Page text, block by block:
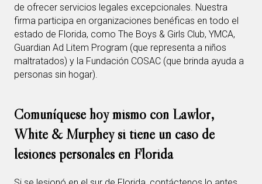
de ofrecer servicios legales excepcionales. Nuestra
firma participa en organizaciones benéficas en todo el
estado de Florida, como The Boys & Girls Club, YMCA,
Guardian Ad Litem Program (que representa a niños
maltratados) y la Fundación COSAC (que brinda ayuda a
personas sin hogar).
Comuníquese hoy mismo con Lawlor,
White & Murphey si tiene un caso de
lesiones personales en Florida